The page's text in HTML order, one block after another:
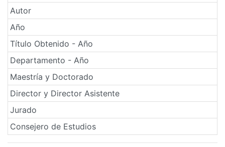
Autor
Año
Título Obtenido - Año
Departamento - Año
Maestría y Doctorado
Director y Director Asistente
Jurado
Consejero de Estudios